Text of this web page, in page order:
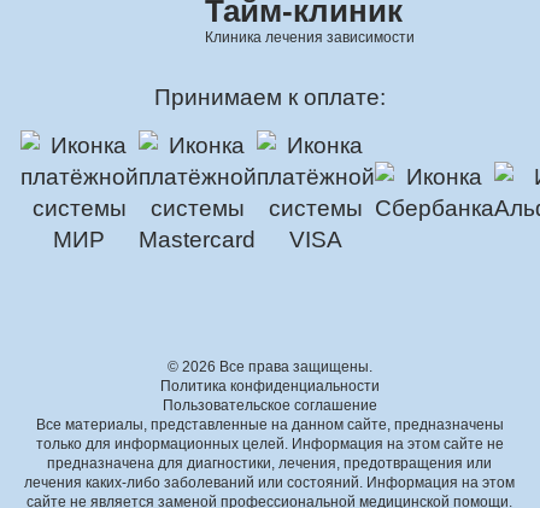
Тайм-клиник
Клиника лечения зависимости
Принимаем к оплате:
© 2026 Все права защищены.
Политика конфиденциальности
Пользовательское соглашение
Все материалы, представленные на данном сайте, предназначены
только для информационных целей. Информация на этом сайте не
предназначена для диагностики, лечения, предотвращения или
лечения каких-либо заболеваний или состояний. Информация на этом
сайте не является заменой профессиональной медицинской помощи.